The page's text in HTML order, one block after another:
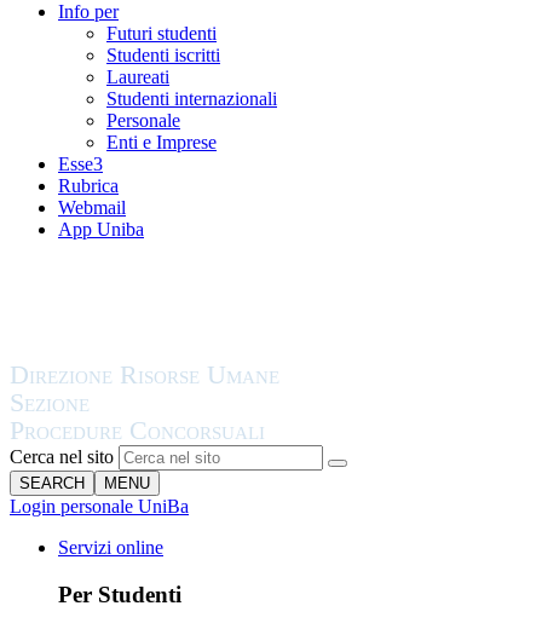
Info per
Futuri studenti
Studenti iscritti
Laureati
Studenti internazionali
Personale
Enti e Imprese
Esse3
Rubrica
Webmail
App Uniba
Cerca nel sito
SEARCH MENU
Login personale UniBa
Servizi online
Per Studenti